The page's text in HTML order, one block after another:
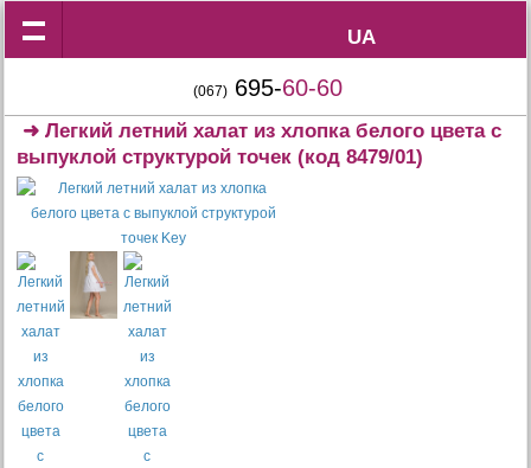
UA
UA
(067) 695-60-60
➜Легкий летний халат из хлопка белого цвета с
выпуклой структурой точек (код 8479/01)